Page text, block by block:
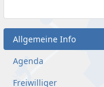
Allgemeine Info
Agenda
Freiwilliger